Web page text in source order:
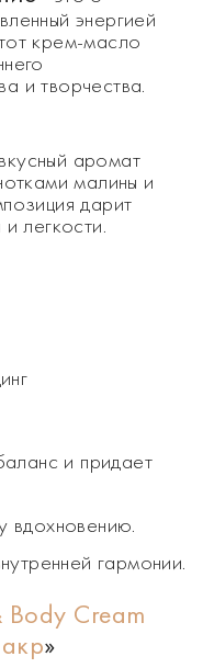
энергией
крем-масло
и творчества.
аромат
малины и
дарит
легкости.
и придает
вдохновению.
гармонии.
Cream
»